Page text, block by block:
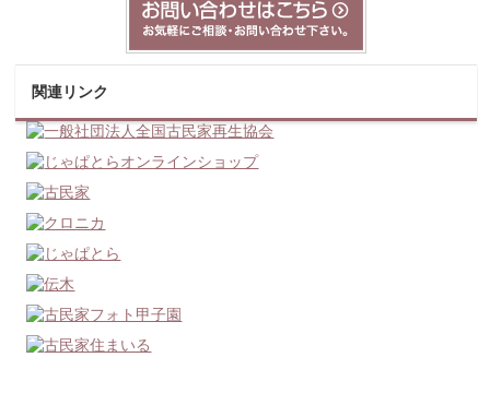
関連リンク